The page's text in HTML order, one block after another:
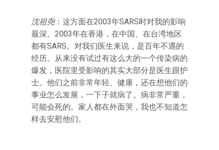
沈祖尧：这方面在2003年SARS时对我的影响
最深。2003年在香港，在中国、在台湾地区
都有SARS。对我们医生来说，是百年不遇的
经历。从来没有试过有这么大的一个传染病的
爆发，医院里受影响的其实大部分是医生跟护
士。他们之前非常年轻、健康，还在想他们的
事业怎么发展，一下子就病了。病非常严重，
可能会死的。家人都在外面哭，我也不知道怎
样去安慰他们。